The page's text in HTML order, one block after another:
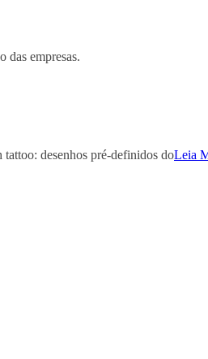
das empresas.
desenhos pré-definidos doLeia